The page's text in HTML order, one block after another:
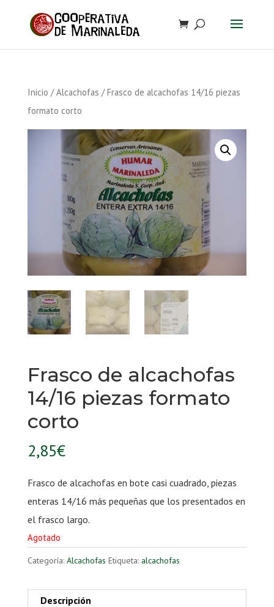
Inicio /Alcachofas / Frasco de alcachofas 14/16 piezas
formato corto
Frasco de alcachofas
14/16 piezas formato
corto
2,85€
Frasco de alcachofas en bote casi cuadrado, piezas
enteras 14/16 más pequeñas que los presentados en
el frasco largo.
Agotado
Categoría: Alcachofas Etiqueta: alcachofas
Descripción